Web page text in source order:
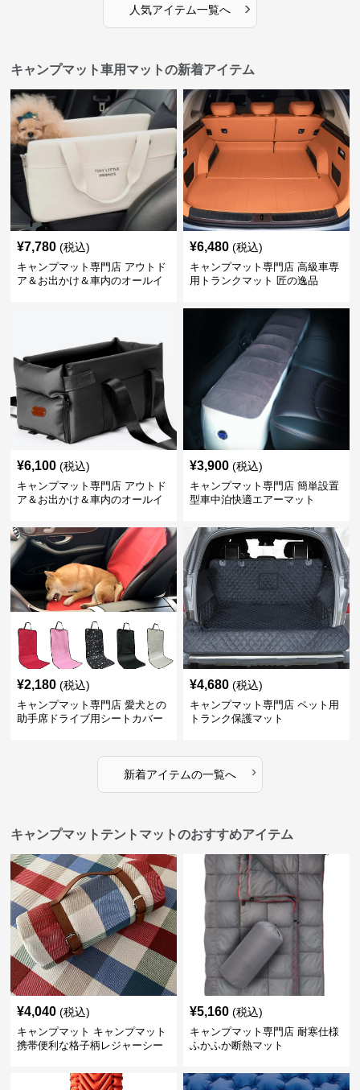
人気アイテム一覧へ ›
キャンプマット車用マットの新着アイテム
¥7,780 (税込)
キャンプマット専門店 アウトド
ア＆お出かけ＆車内のオールイ
¥6,480 (税込)
キャンプマット専門店 高級車専
用トランクマット 匠の逸品
¥6,100 (税込)
キャンプマット専門店 アウトド
ア＆お出かけ＆車内のオールイ
¥3,900 (税込)
キャンプマット専門店 簡単設置
型車中泊快適エアーマット
¥2,180 (税込)
キャンプマット専門店 愛犬との
助手席ドライブ用シートカバー
¥4,680 (税込)
キャンプマット専門店 ペット用
トランク保護マット
新着アイテムの一覧へ ›
キャンプマットテントマットのおすすめアイテム
¥4,040 (税込)
キャンプマット キャンプマット
携帯便利な格子柄レジャーシー
¥5,160 (税込)
キャンプマット専門店 耐寒仕様
ふかふか断熱マット